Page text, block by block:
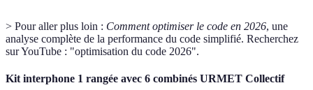
> Pour aller plus loin : Comment optimiser le code en 2026, une
analyse complète de la performance du code simplifié. Recherchez
sur YouTube : "optimisation du code 2026".
Kit interphone 1 rangée avec 6 combinés URMET Collectif